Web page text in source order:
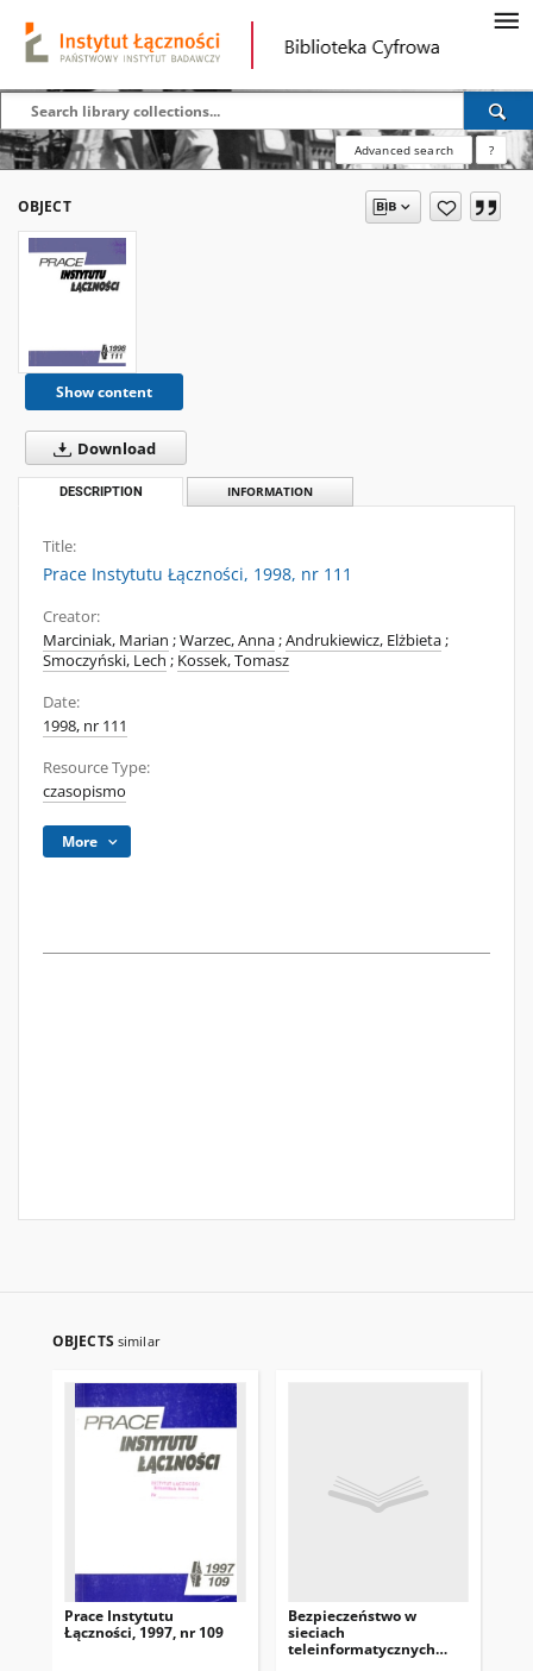
Advanced search ?
OBJECT
Show content
Download
DESCRIPTION INFORMATION
Title:
Prace Instytutu Łączności, 1998, nr 111
Creator:
Marciniak, Marian ;Warzec, Anna;Andrukiewicz, Elżbieta;
Smoczyński, Lech ; Kossek, Tomasz
Date:
1998, nr 111
Resource Type:
czasopismo
More
OBJECTS similar
Prace Instytutu
Łączności, 1997, nr 109
Bezpieczeństwo w
sieciach
teleinformatycznych